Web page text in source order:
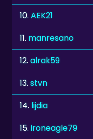
10.AEK21
11. manresano
12.alrak59
13.stvn
14. lijdia
15.ironeagle79